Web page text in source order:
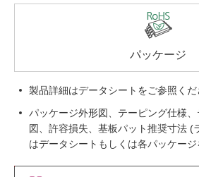
パッケージ
製品詳細はデータシートをご参照くだ
パッケージ外形図、テーピング仕様
図、許容損失、基板パット推奨寸法 (
はデータシートもしくは各パッケー